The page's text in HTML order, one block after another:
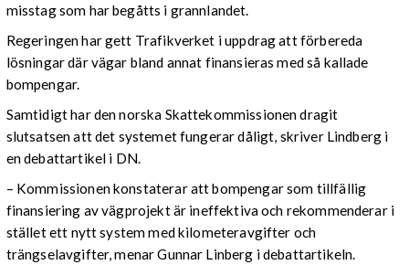
misstag som har begåtts i grannlandet.
Regeringen har gett Trafikverket i uppdrag att förbereda
lösningar där vägar bland annat finansieras med så kallade
bompengar.
Samtidigt har den norska Skattekommissionen dragit
slutsatsen att det systemet fungerar dåligt, skriver Lindberg i
en debattartikel i DN.
– Kommissionen konstaterar att bompengar som tillfällig
finansiering av vägprojekt är ineffektiva och rekommenderar i
stället ett nytt system med kilometeravgifter och
trängselavgifter, menar Gunnar Linberg i debattartikeln.